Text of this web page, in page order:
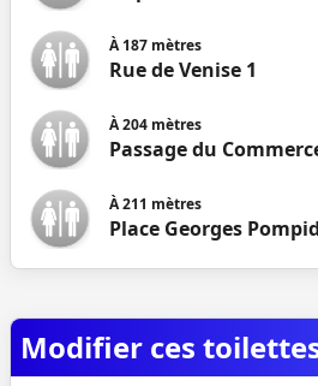
À187 mètres
Rue de Venise 1
À204 mètres
Passage du
À211 mètres
Place Georges
Modifier ces